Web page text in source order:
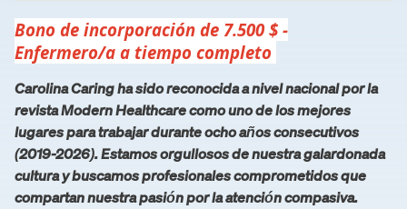
Bono de incorporación de 7.500 $ -
Enfermero/a a tiempo completo
Carolina Caring ha sido reconocida a nivel nacional por la
revista Modern Healthcare como uno de los mejores
lugares para trabajar durante ocho años consecutivos
(2019-2026). Estamos orgullosos de nuestra galardonada
cultura y buscamos profesionales comprometidos que
compartan nuestra pasión por la atención compasiva.